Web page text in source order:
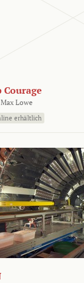
Courage
Max Lowe
erhältlich